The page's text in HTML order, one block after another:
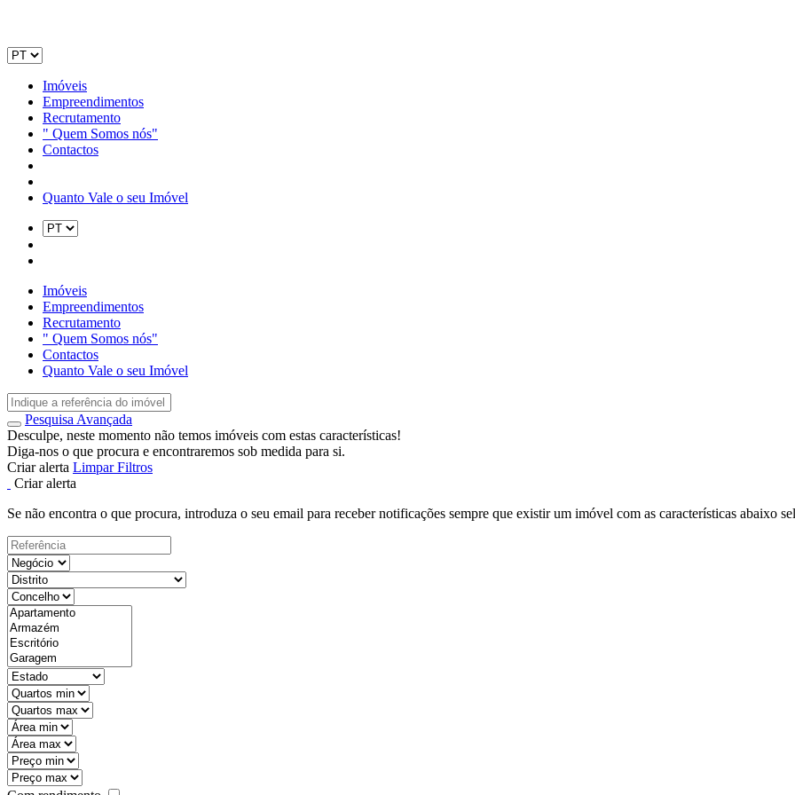
Imóveis
Empreendimentos
Recrutamento
" Quem Somos nós"
Contactos
Quanto Vale o seu Imóvel
Imóveis
Empreendimentos
Recrutamento
" Quem Somos nós"
Contactos
Quanto Vale o seu Imóvel
Pesquisa Avançada
Desculpe, neste momento não temos imóveis com estas características!
Diga-nos o que procura e encontraremos sob medida para si.
Criar alerta Limpar Filtros
Criar alerta
Se não encontra o que procura, introduza o seu email para receber notificações sempre que existir um imóvel com as características abaixo